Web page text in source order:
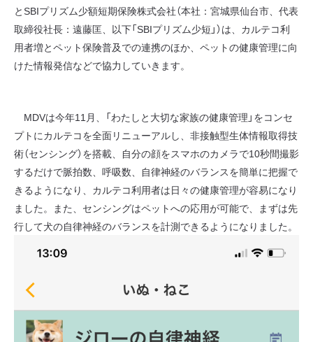
とSBIプリズム少額短期保険株式会社（本社：宮城県仙台市、代表
取締役社長：遠藤匡、以下「SBIプリズム少短」）は、カルテコ利
用者増とペット保険普及での連携のほか、ペットの健康管理に向
けた情報発信などで協力していきます。
MDVは今年11月、「わたしと大切な家族の健康管理」をコンセ
プトにカルテコを全面リニューアルし、非接触型生体情報取得技
術（センシング）を搭載、自分の顔をスマホのカメラで10秒間撮影
するだけで脈拍数、呼吸数、自律神経のバランスを簡単に把握で
きるようになり、カルテコ利用者は日々の健康管理が容易になり
ました。また、センシングはペットへの応用が可能で、まずは先
行して犬の自律神経のバランスを計測できるようになりました。